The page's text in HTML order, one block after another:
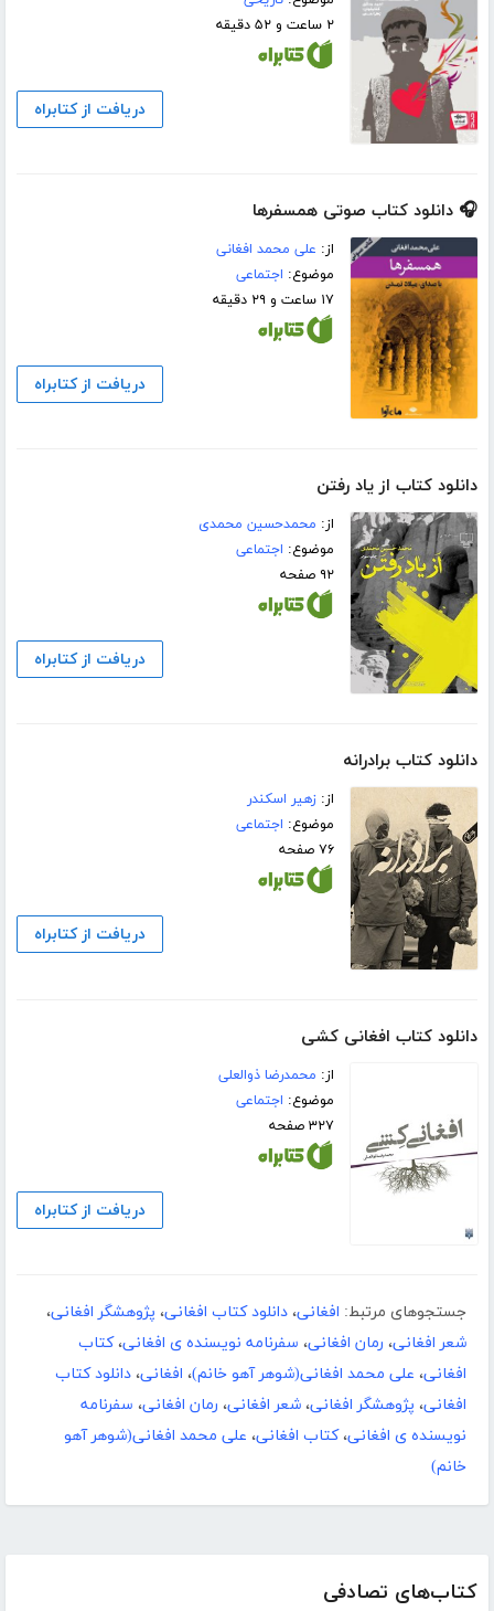
کتاب‌های تصادفی
۲ ساعت و ۵۲ دقیقه
دریافت از کتابراه
🎧 دانلود کتاب صوتی همسفرها
از: علی محمد افغانی
موضوع: اجتماعی
۱۷ ساعت و ۲۹ دقیقه
دریافت از کتابراه
دانلود کتاب از یاد رفتن
از: محمدحسین محمدی
موضوع: اجتماعی
۹۲ صفحه
دریافت از کتابراه
دانلود کتاب برادرانه
از:زهیر اسکندر
موضوع: اجتماعی
۷۶ صفحه
دریافت از کتابراه
دانلود کتاب افغانی کشی
از: محمدرضا ذوالعلی
موضوع: اجتماعی
۳۲۷ صفحه
دریافت از کتابراه
جستجوهای مرتبط: افغانی، دانلود کتاب افغانی، پژوهشگر افغانی،
شعر افغانی، رمان افغانی، سفرنامه نویسنده ی افغانی،کتاب
افغانی، علی محمد افغانی(شوهر آهو خانم)، افغانی، دانلود کتاب
افغانی، پژوهشگر افغانی، شعر افغانی، رمان افغانی، سفرنامه
نویسنده ی افغانی،کتاب افغانی، علی محمد افغانی(شوهر آهو
خانم)